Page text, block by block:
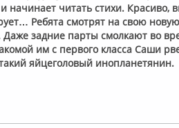
начинает читать стихи. Красиво,
Ребята смотрят на свою
задние парты смолкают во
им с первого класса Саши
яйцеголовый инопланетянин.